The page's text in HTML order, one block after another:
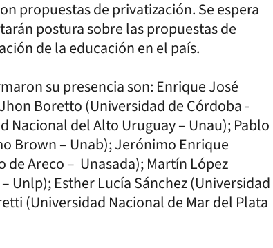
propuestas de privatización. Se espera
postura sobre las propuestas de
de la educación en el país.
su presencia son: Enrique José
Boretto (Universidad de Córdoba -
Nacional del Alto Uruguay – Unau); Pablo
Brown – Unab); Jerónimo Enrique
Areco – Unasada); Martín López
Unlp); Esther Lucía Sánchez (Universidad
(Universidad Nacional de Mar del Plata